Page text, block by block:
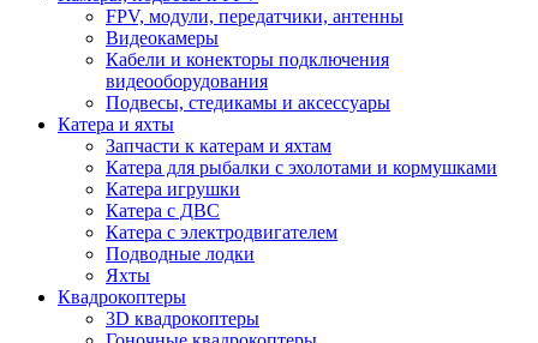
FPV, модули, передатчики, антенны
Видеокамеры
Кабели и конекторы подключения
видеооборудования
Подвесы, стедикамы и аксессуары
Катера и яхты
Запчасти к катерам и яхтам
Катера для рыбалки с эхолотами и кормушками
Катера игрушки
Катера с ДВС
Катера с электродвигателем
Подводные лодки
Яхты
Квадрокоптеры
3D квадрокоптеры